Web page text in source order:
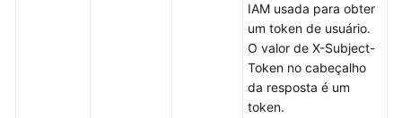
IAM usada para obter
um token de usuário.
O valor de X-Subject-
Token no cabeçalho
da resposta é um
token.